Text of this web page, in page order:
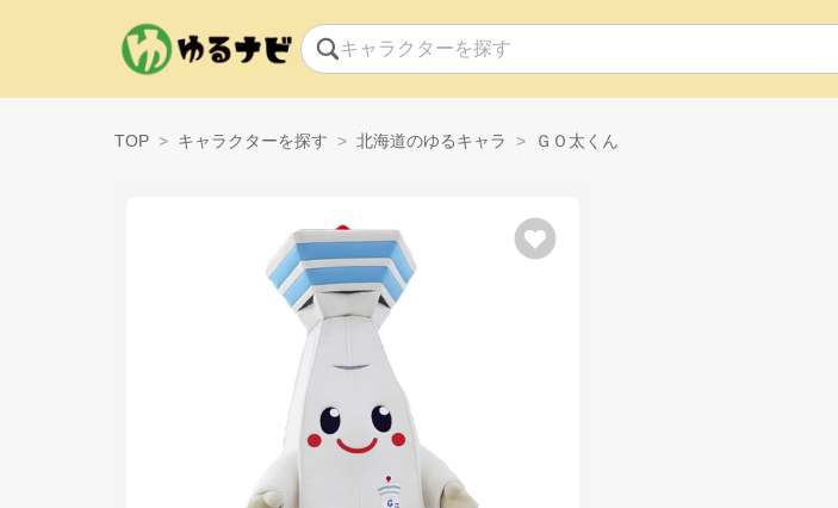
TOP キャラクターを探す 北海道のゆるキャラ ＧＯ太くん